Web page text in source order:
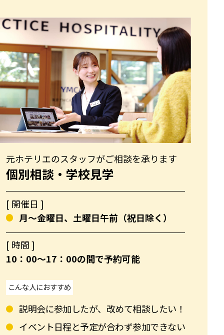
元ホテリエのスタッフがご相談を承ります
個別相談・学校見学
[ 開催日 ]
月～金曜日、土曜日午前（祝日除く）
[ 時間 ]
10：00〜17：00の間で予約可能
こんな人におすすめ
説明会に参加したが、改めて相談したい！
イベント日程と予定が合わず参加できない